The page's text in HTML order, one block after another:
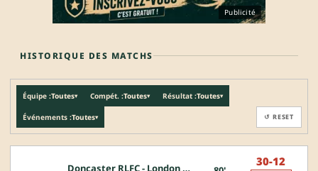
Publicité
HISTORIQUE DES MATCHS
Équipe :Toutes▾ Compét. :Toutes▾ Résultat :Toutes▾
Événements :Toutes▾ ↺ RESET
Doncaster RLFC - London Broncos 30-12